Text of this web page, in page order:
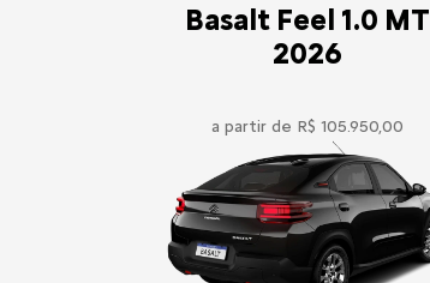
Basalt Feel 1.0 MT
2026
a partir de R$ 105.950,00